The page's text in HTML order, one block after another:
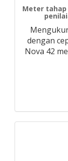
Meter
dengan
Nova 42